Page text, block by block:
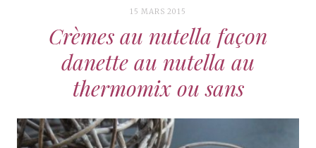
15 MARS 2015
Crèmes au nutella façon
danette au nutella au
thermomix ou sans